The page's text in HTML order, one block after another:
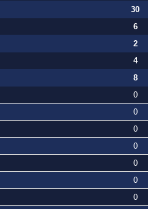
30
6
2
4
8
0
0
0
0
0
0
0